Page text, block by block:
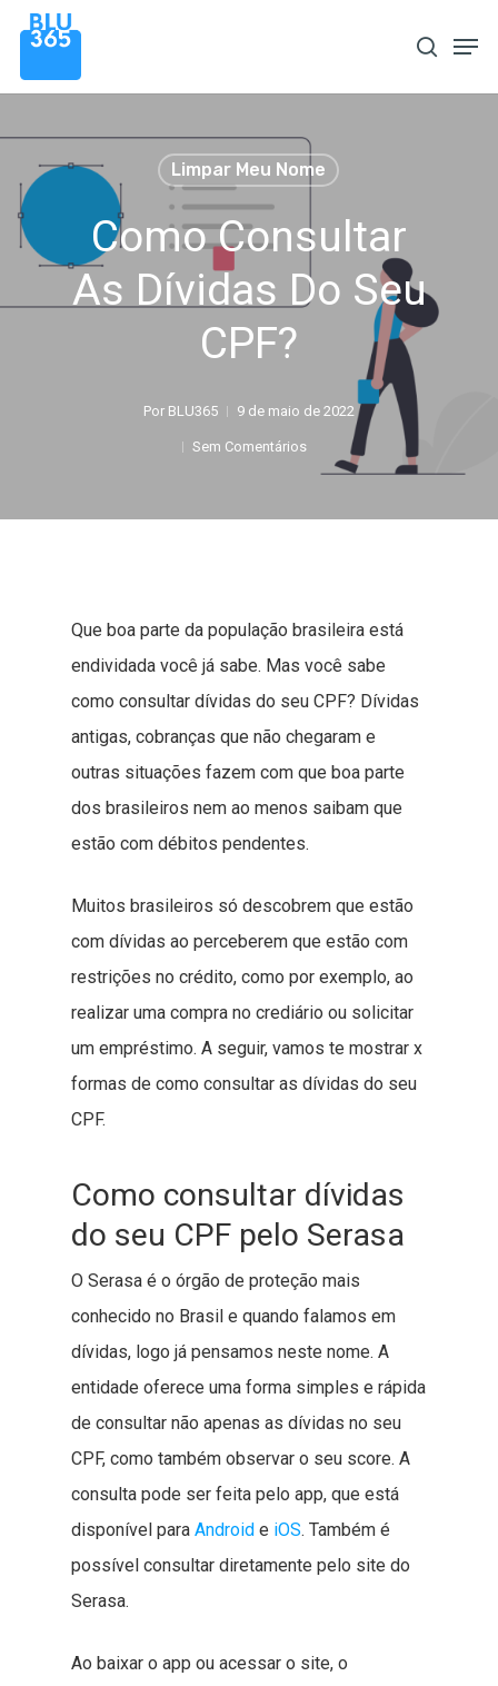
Pular
para
procura
Limpar Meu Nome
Como Consultar
As Dívidas Do Seu
CPF?
Por BLU365 9 de maio de 2022
Sem Comentários
Que boa parte da população brasileira está
endividada você já sabe. Mas você sabe
como consultar dívidas do seu CPF? Dívidas
antigas, cobranças que não chegaram e
outras situações fazem com que boa parte
dos brasileiros nem ao menos saibam que
estão com débitos pendentes.
Muitos brasileiros só descobrem que estão
com dívidas ao perceberem que estão com
restrições no crédito, como por exemplo, ao
realizar uma compra no crediário ou solicitar
um empréstimo. A seguir, vamos te mostrar x
formas de como consultar as dívidas do seu
CPF.
Como consultar dívidas
do seu CPF pelo Serasa
O Serasa é o órgão de proteção mais
conhecido no Brasil e quando falamos em
dívidas, logo já pensamos neste nome. A
entidade oferece uma forma simples e rápida
de consultar não apenas as dívidas no seu
CPF, como também observar o seu score. A
consulta pode ser feita pelo app, que está
disponível para Android e iOS. Também é
possível consultar diretamente pelo site do
Serasa.
Ao baixar o app ou acessar o site, o